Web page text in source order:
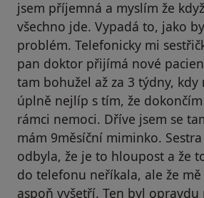
jsem příjemná a myslím že
všechno jde. Vypadá to, jako
problém. Telefonicky mi
pan doktor přijímá nové
tam bohužel až za 3 týdny, kdy
úplně nejlíp s tím, že
rámci nemoci. Dříve jsem se
mám 9měsíční miminko.
odbyla, že je to hloupost a že
do telefonu neříkala, ale že
aspoň vyšetří. Ten byl opravdu